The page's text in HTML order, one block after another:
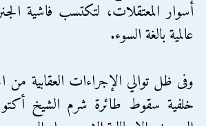
أسوار المعتقلات، لتكتسب فاشية
عالمية بالغة السوء.
وفى ظل توالي الإجراءات العقابية من
خلفية سقوط طائرة شرم الشيخ